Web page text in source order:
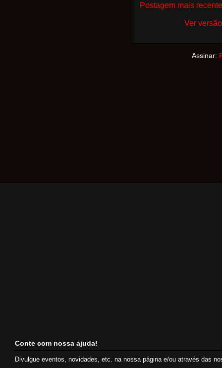
Postagem mais recente
Ver
Assinar:
Conte com nossa ajuda!
Divulgue eventos, novidades, etc. na nossa página e/ou através das